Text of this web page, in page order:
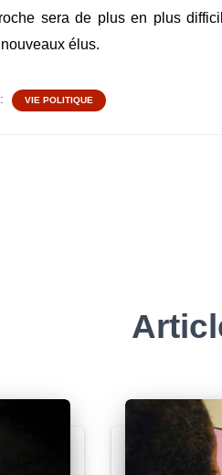
sera de plus en plus
élus.
VIE POLITIQUE